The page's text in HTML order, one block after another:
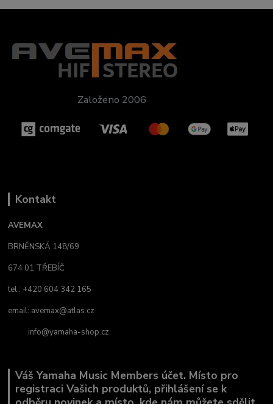
Založeno 2006
Kontakt
AVEMAX
BRNĚNSKÁ 148/69
674 01 TŘEBÍČ
tel.: +420 604 342 165
email: avemax@atlas.cz
info@yamaha-shop.cz
Váš Yamaha Music Members účet. Místo pro
registraci Vašich produktů, přihlášení se k